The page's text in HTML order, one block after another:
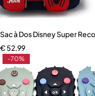
Sac à Dos Disney Super
€ 52,99
-70%